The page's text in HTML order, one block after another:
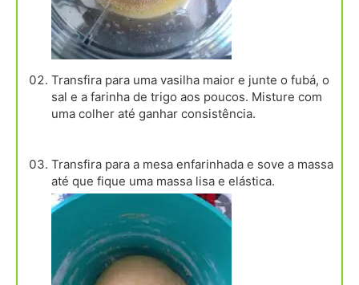
Transfira para uma vasilha maior e junte o fubá, o
sal e a farinha de trigo aos poucos. Misture com
uma colher até ganhar consistência.
Transfira para a mesa enfarinhada e sove a massa
até que fique uma massa lisa e elástica.